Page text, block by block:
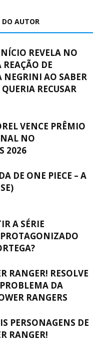
DO AUTOR
REVELA NO
DE
NEGRINI AO SABER
RECUSAR
VENCE PRÊMIO
NO
2026
DE ONE PIECE – A
A SÉRIE
RANGER! RESOLVE
DA
RANGERS
PERSONAGENS DE
RANGER!